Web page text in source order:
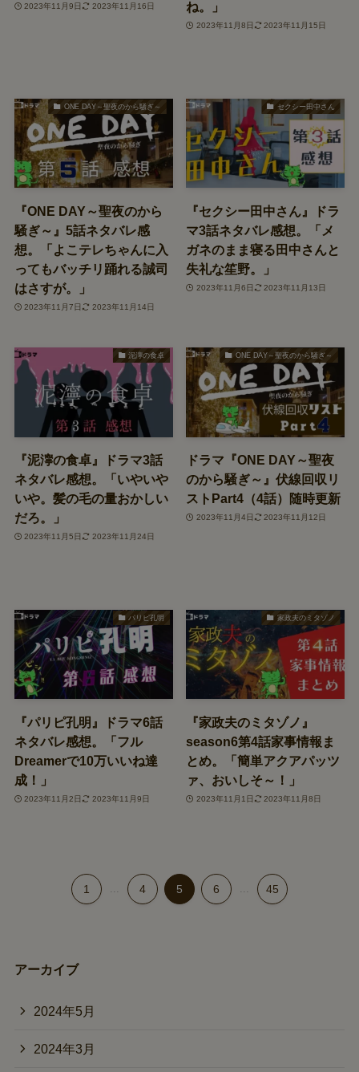
2023年11月9日 2023年11月16日
ね。」
2023年11月8日 2023年11月15日
ONE DAY～聖夜のから騒ぎ～
『ONE DAY～聖夜のから
騒ぎ～』5話ネタバレ感
想。「よこテレちゃんに入
ってもバッチリ踊れる誠司
はさすが。」
2023年11月7日 2023年11月14日
セクシー田中さん
『セクシー田中さん』ドラ
マ3話ネタバレ感想。「メ
ガネのまま寝る田中さんと
失礼な笙野。」
2023年11月6日 2023年11月13日
泥濘の食卓
『泥濘の食卓』ドラマ3話
ネタバレ感想。「いやいや
いや。髪の毛の量おかしい
だろ。」
2023年11月5日 2023年11月24日
ONE DAY～聖夜のから騒ぎ～
ドラマ『ONE DAY～聖夜
のから騒ぎ～』伏線回収リ
ストPart4（4話）随時更新
2023年11月4日 2023年11月12日
パリピ孔明
『パリピ孔明』ドラマ6話
ネタバレ感想。「フル
Dreamerで10万いいね達
成！」
2023年11月2日 2023年11月9日
家政夫のミタゾノ
『家政夫のミタゾノ』
season6第4話家事情報ま
とめ。「簡単アクアパッツ
ァ、おいしそ～！」
2023年11月1日 2023年11月8日
1 ... 4 5 6 ... 45
アーカイブ
2024年5月
2024年3月